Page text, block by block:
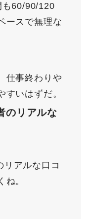
も60/90/120
ースで無理な
仕事終わりや
すいはずだ。
のリアルな
リアルな口コ
ね。